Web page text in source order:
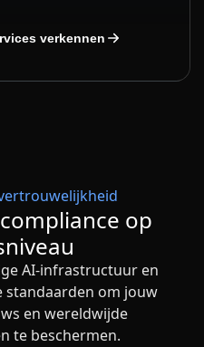
verkennen
op
AI-infrastructuur en
om jouw
en wereldwijde
te beschermen.